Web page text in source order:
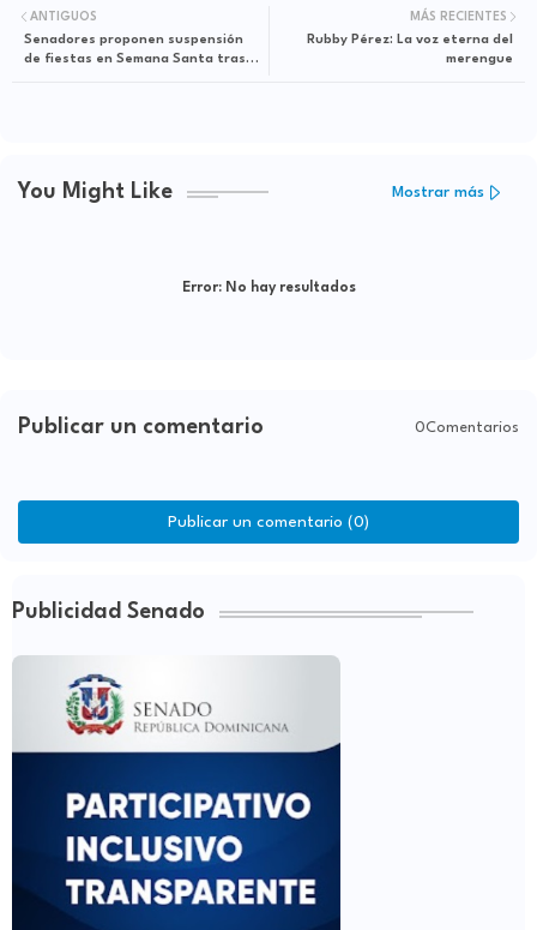
MÁS RECIENTES
Rubby Pérez: La voz eterna del
merengue
ANTIGUOS
Senadores proponen suspensión
de fiestas en Semana Santa tras
You Might Like Mostrar más
Error:No hay resultados
Publicar un comentario 0Comentarios
Publicar un comentario (0)
Publicidad Senado